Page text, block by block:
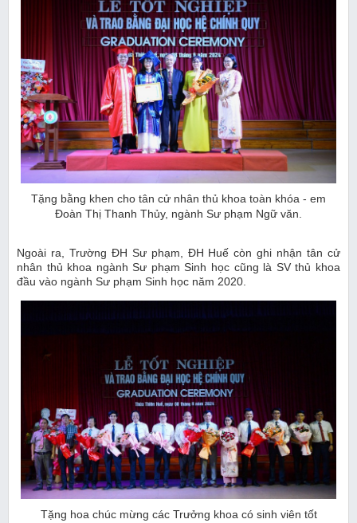
Tặng bằng khen cho tân cử nhân thủ khoa toàn khóa - em
Đoàn Thị Thanh Thủy, ngành Sư phạm Ngữ văn.
Ngoài ra, Trường ĐH Sư phạm, ĐH Huế còn ghi nhận tân cử
nhân thủ khoa ngành Sư phạm Sinh học cũng là SV thủ khoa
đầu vào ngành Sư phạm Sinh học năm 2020.
Tặng hoa chúc mừng các Trưởng khoa có sinh viên tốt